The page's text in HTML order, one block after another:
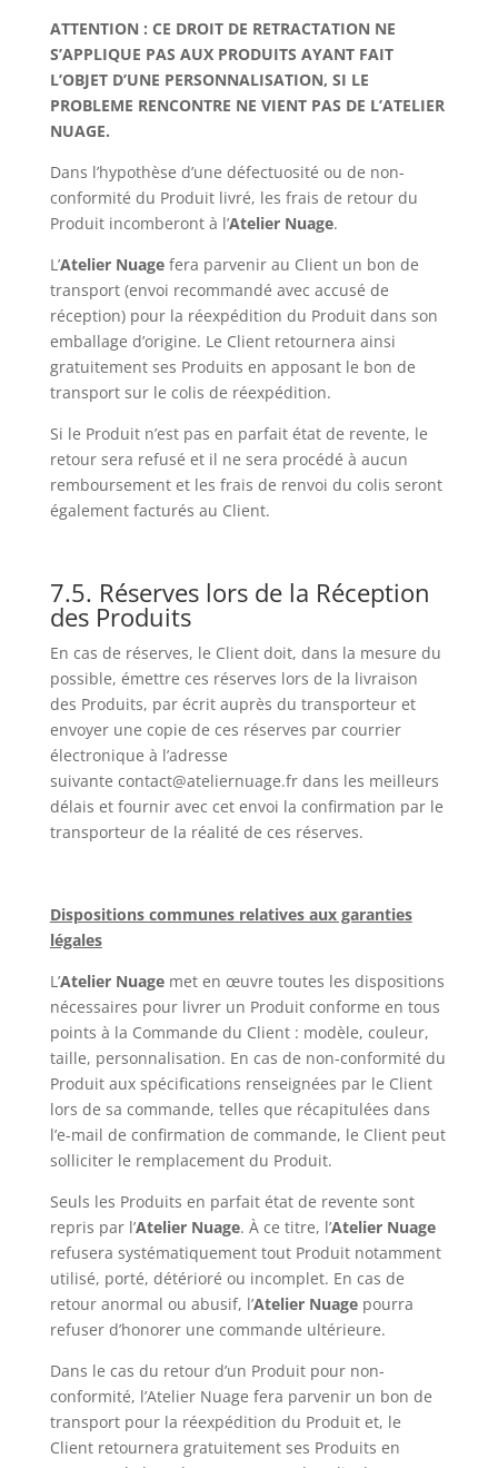
ATTENTION : CE DROIT DE RETRACTATION NE
S’APPLIQUE PAS AUX PRODUITS AYANT FAIT
L’OBJET D’UNE PERSONNALISATION, SI LE
PROBLEME RENCONTRE NE VIENT PAS DE L’ATELIER
NUAGE.
Dans l’hypothèse d’une défectuosité ou de non-
conformité du Produit livré, les frais de retour du
Produit incomberont à l’Atelier Nuage.
L’Atelier Nuage fera parvenir au Client un bon de
transport (envoi recommandé avec accusé de
réception) pour la réexpédition du Produit dans son
emballage d’origine. Le Client retournera ainsi
gratuitement ses Produits en apposant le bon de
transport sur le colis de réexpédition.
Si le Produit n’est pas en parfait état de revente, le
retour sera refusé et il ne sera procédé à aucun
remboursement et les frais de renvoi du colis seront
également facturés au Client.
7.5. Réserves lors de la Réception
des Produits
En cas de réserves, le Client doit, dans la mesure du
possible, émettre ces réserves lors de la livraison
des Produits, par écrit auprès du transporteur et
envoyer une copie de ces réserves par courrier
électronique à l’adresse
suivante contact@ateliernuage.fr dans les meilleurs
délais et fournir avec cet envoi la confirmation par le
transporteur de la réalité de ces réserves.
Dispositions communes relatives aux garanties
légales
L’Atelier Nuage met en œuvre toutes les dispositions
nécessaires pour livrer un Produit conforme en tous
points à la Commande du Client : modèle, couleur,
taille, personnalisation. En cas de non-conformité du
Produit aux spécifications renseignées par le Client
lors de sa commande, telles que récapitulées dans
l’e-mail de confirmation de commande, le Client peut
solliciter le remplacement du Produit.
Seuls les Produits en parfait état de revente sont
repris par l’Atelier Nuage. À ce titre, l’Atelier Nuage
refusera systématiquement tout Produit notamment
utilisé, porté, détérioré ou incomplet. En cas de
retour anormal ou abusif, l’Atelier Nuagepourra
refuser d’honorer une commande ultérieure.
Dans le cas du retour d’un Produit pour non-
conformité, l’Atelier Nuage fera parvenir un bon de
transport pour la réexpédition du Produit et, le
Client retournera gratuitement ses Produits en